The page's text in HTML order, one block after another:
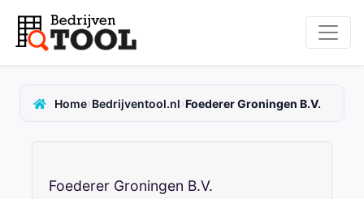
Home›Bedrijventool.nl›Foederer Groningen B.V.
Foederer Groningen B.V.